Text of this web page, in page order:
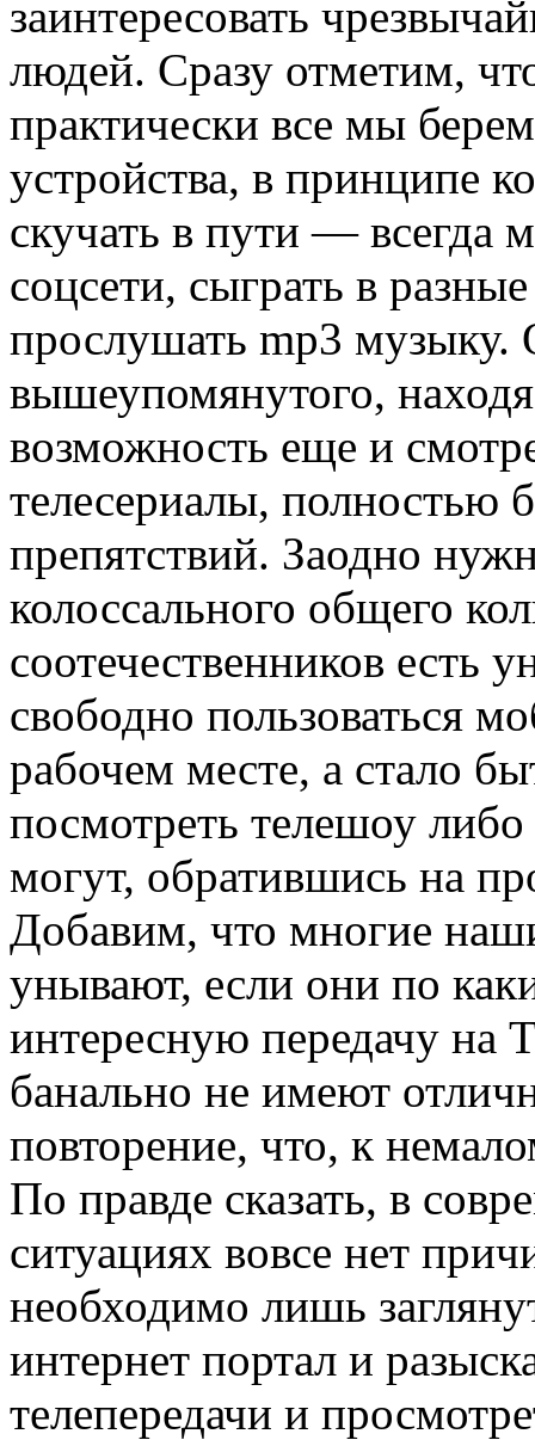
заинтересовать
людей. Сразу отметим,
практически все мы
устройства, в принципе
скучать в пути — всегда
соцсети, сыграть в
прослушать mp3 музыку.
вышеупомянутого,
возможность еще и
телесериалы, полностью
препятствий. Заодно
колоссального общего
соотечественников есть
свободно пользоваться
рабочем месте, а стало
посмотреть телешоу либо
могут, обратившись на
Добавим, что многие
унывают, если они по
интересную передачу на
банально не имеют
повторение, что, к
По правде сказать, в
ситуациях вовсе нет
необходимо лишь
интернет портал и
телепередачи и